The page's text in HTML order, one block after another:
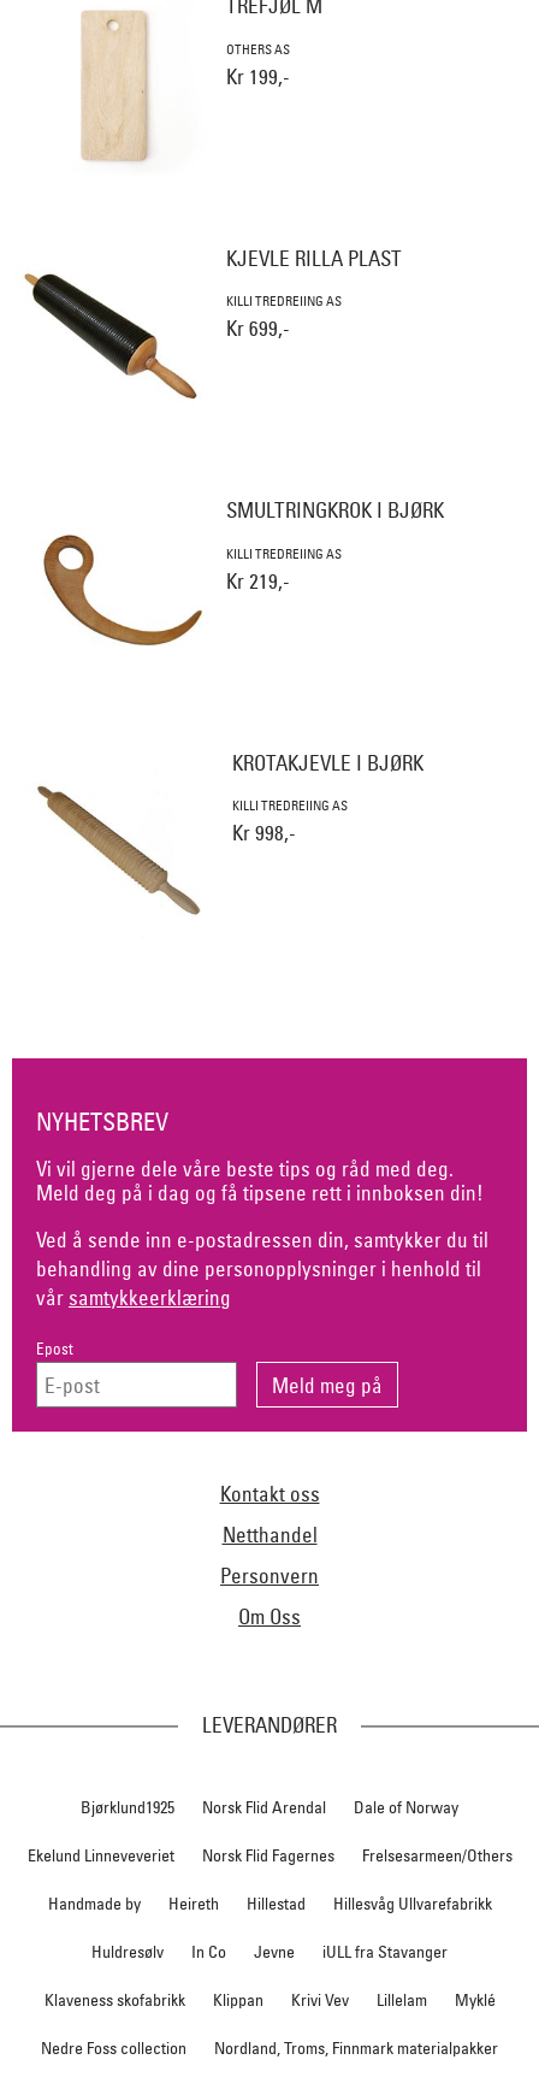
TREFJØL M
OTHERS AS
Kr 199,-
KJEVLE RILLA PLAST
KILLI TREDREIING AS
Kr 699,-
SMULTRINGKROK I BJØRK
KILLI TREDREIING AS
Kr 219,-
KROTAKJEVLE I BJØRK
KILLI TREDREIING AS
Kr 998,-
NYHETSBREV
Vi vil gjerne dele våre beste tips og råd med deg.
Meld deg på i dag og få tipsene rett i innboksen din!
Ved å sende inn e-postadressen din, samtykker du til
behandling av dine personopplysninger i henhold til
vår samtykkeerklæring
Epost
Kontakt oss
Netthandel
Personvern
Om Oss
LEVERANDØRER
Bjørklund1925 Norsk Flid Arendal Dale of Norway
Ekelund Linneveveriet Norsk Flid Fagernes Frelsesarmeen/Others
Handmade by Heireth Hillestad Hillesvåg Ullvarefabrikk
Huldresølv In Co Jevne iULL fra Stavanger
Klaveness skofabrikk Klippan Krivi Vev Lillelam Myklé
Nedre Foss collection Nordland, Troms, Finnmark materialpakker